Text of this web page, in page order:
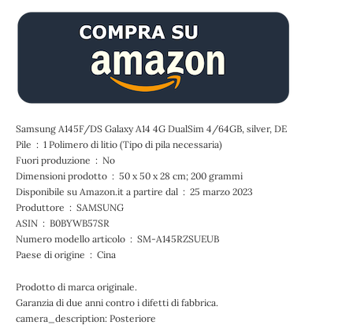
Samsung A145F/DS Galaxy A14 4G DualSim 4/64GB, silver, DE
Pile ‏ : ‎ 1 Polimero di litio (Tipo di pila necessaria)
Fuori produzione ‏ : ‎ No
Dimensioni prodotto ‏ : ‎ 50 x 50 x 28 cm; 200 grammi
Disponibile su Amazon.it a partire dal ‏ : ‎ 25 marzo 2023
Produttore ‏ : ‎ SAMSUNG
ASIN ‏ : ‎ B0BYWB57SR
Numero modello articolo ‏ : ‎ SM-A145RZSUEUB
Paese di origine ‏ : ‎ Cina
Prodotto di marca originale.
Garanzia di due anni contro i difetti di fabbrica.
camera_description: Posteriore